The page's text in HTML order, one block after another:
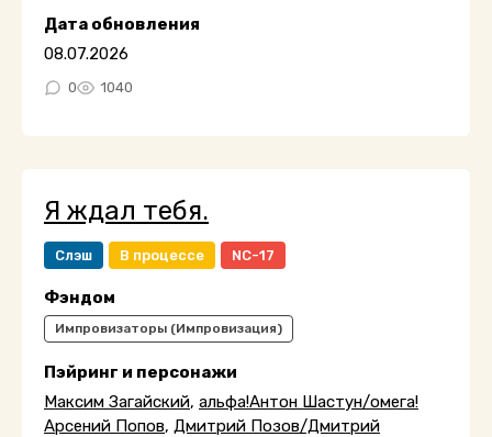
Дата обновления
08.07.2026
0 1040
Я ждал тебя.
Слэш В процессе NC-17
Фэндом
Импровизаторы (Импровизация)
Пэйринг и персонажи
Максим Загайский, альфа!Антон Шастун/омега!
Арсений Попов, Дмитрий Позов/Дмитрий